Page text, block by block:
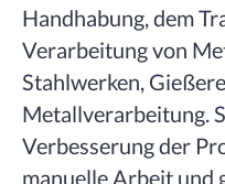
Handhabung, dem
Verarbeitung von
Stahlwerken,
Metallverarbeitung.
Verbesserung der
manuelle Arbeit und